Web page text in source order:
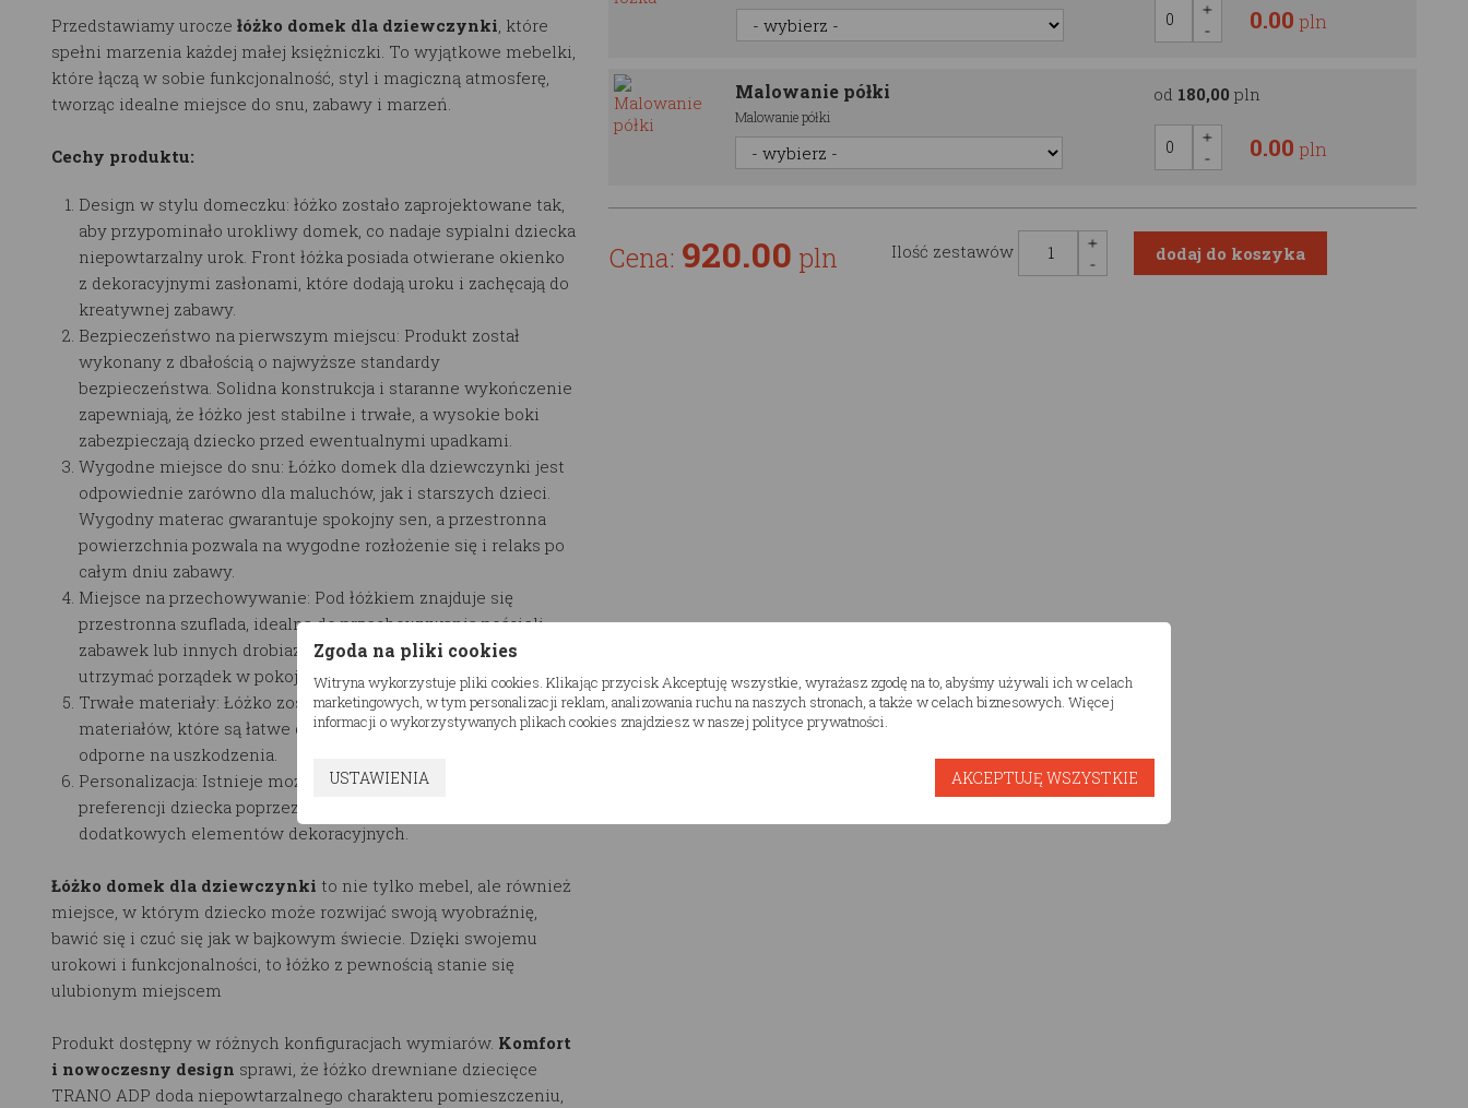
Przedstawiamy urocze łóżko domek dla dziewczynki , które
spełni marzenia każdej małej księżniczki. To wyjątkowe mebelki,
które łączą w sobie funkcjonalność, styl i magiczną atmosferę,
tworząc idealne miejsce do snu, zabawy i marzeń.
Cechy produktu:
Design w stylu domeczku: łóżko zostało zaprojektowane tak,
aby przypominało urokliwy domek, co nadaje sypialni dziecka
niepowtarzalny urok. Front łóżka posiada otwierane okienko
z dekoracyjnymi zasłonami, które dodają uroku i zachęcają do
kreatywnej zabawy.
Bezpieczeństwo na pierwszym miejscu: Produkt został
wykonany z dbałością o najwyższe standardy
bezpieczeństwa. Solidna konstrukcja i staranne wykończenie
zapewniają, że łóżko jest stabilne i trwałe, a wysokie boki
zabezpieczają dziecko przed ewentualnymi upadkami.
Wygodne miejsce do snu: Łóżko domek dla dziewczynki jest
odpowiednie zarówno dla maluchów, jak i starszych dzieci.
Wygodny materac gwarantuje spokojny sen, a przestronna
powierzchnia pozwala na wygodne rozłożenie się i relaks po
całym dniu zabawy.
Miejsce na przechowywanie: Pod łóżkiem znajduje się
przestronna szuflada, idealna do przechowywania pościeli,
zabawek lub innych drobiazgów. Dzięki temu łóżko pomaga
utrzymać porządek w pokoju.
Trwałe materiały: Łóżko zostało wykonane z wysokiej jakości
materiałów, które są łatwe do utrzymania w czystości i
odporne na uszkodzenia.
Personalizacja: Istnieje możliwość dostosowania łóżka do
preferencji dziecka poprzez wybór koloru, rozmiaru oraz
dodatkowych elementów dekoracyjnych.
Łóżko domek dla dziewczynki to nie tylko mebel, ale również
miejsce, w którym dziecko może rozwijać swoją wyobraźnię,
bawić się i czuć się jak w bajkowym świecie. Dzięki swojemu
urokowi i funkcjonalności, to łóżko z pewnością stanie się
ulubionym miejscem
Produkt dostępny w różnych konfiguracjach wymiarów. Komfort
i nowoczesny design sprawi, że łóżko drewniane dziecięce
TRANO ADP doda niepowtarzalnego charakteru pomieszczeniu,
0.00 pln
Malowanie półki
Malowanie półki
od 180,00 pln
0.00 pln
Cena: 920.00 pln Ilość zestawów
Zgoda na pliki cookies
Witryna wykorzystuje pliki cookies. Klikając przycisk Akceptuję wszystkie, wyrażasz zgodę na to, abyśmy używali ich w celach
marketingowych, w tym personalizacji reklam, analizowania ruchu na naszych stronach, a także w celach biznesowych. Więcej
informacji o wykorzystywanych plikach cookies znajdziesz w naszej polityce prywatności.
USTAWIENIA AKCEPTUJĘ WSZYSTKIE